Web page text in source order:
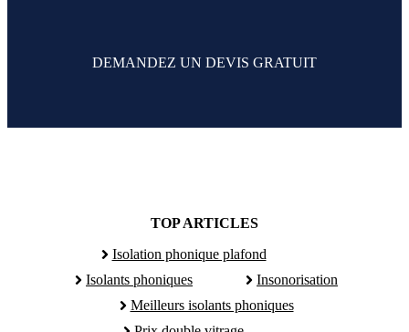
DEMANDEZ UN DEVIS GRATUIT
TOP ARTICLES
Isolation phonique plafond
Isolants phoniques
Insonorisation
Meilleurs isolants phoniques